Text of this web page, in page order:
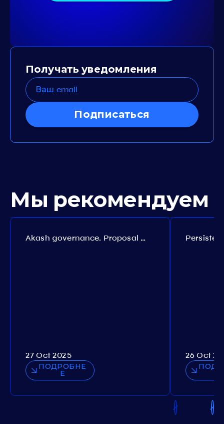
Получать уведомления
Подписаться
Мы рекомендуем
Akash governance. Proposal №308
27 Oct 2025
ПОДРОБНЕ
Е
26 Oct